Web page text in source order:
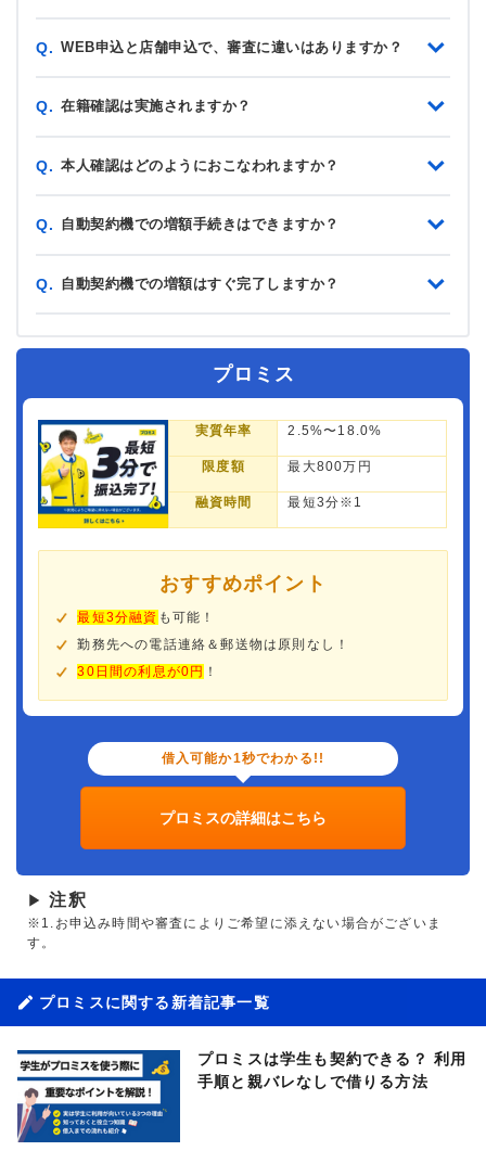
Q. WEB申込と店舗申込で、審査に違いはありますか？
Q. 在籍確認は実施されますか？
Q. 本人確認はどのようにおこなわれますか？
Q. 自動契約機での増額手続きはできますか？
Q. 自動契約機での増額はすぐ完了しますか？
プロミス
実質年率 2.5%〜18.0%
限度額 最大800万円
融資時間 最短3分※1
おすすめポイント
最短3分融資 も可能！
勤務先への電話連絡＆郵送物は原則なし！
30日間の利息が0円 ！
借入可能か1秒でわかる!!
プロミスの詳細はこちら
▶ 注釈
※1.お申込み時間や審査によりご希望に添えない場合がございま
す。
プロミスに関する新着記事一覧
プロミスは学生も契約できる？ 利用
手順と親バレなしで借りる方法